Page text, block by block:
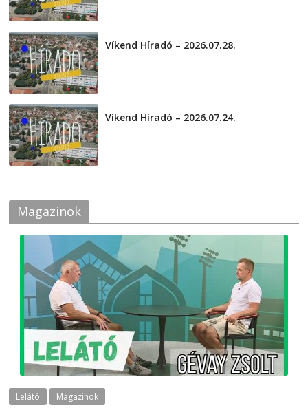
Víkend Híradó – 2026.07.28.
Víkend Híradó – 2026.07.24.
Magazinok
Lelátó Magazinok